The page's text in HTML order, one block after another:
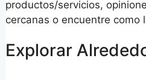
productos/servicios,
cercanas o encuentre como
Explorar